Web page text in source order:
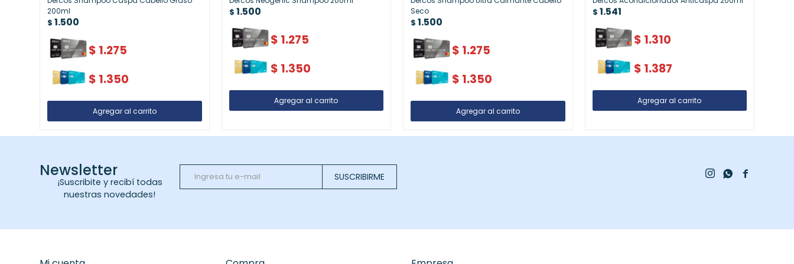
200ml
$ 1.500
$ 1.275
$ 1.350
$ 1.500
$ 1.275
$ 1.350
Seco
$ 1.500
$ 1.275
$ 1.350
$ 1.541
$ 1.310
$ 1.387
Newsletter
¡Suscribite y recibí todas
nuestras novedades!
SUSCRIBIRME 
 